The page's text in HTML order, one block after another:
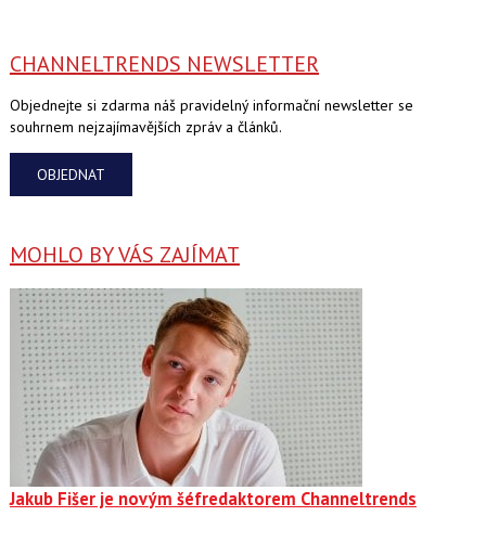
CHANNELTRENDS NEWSLETTER
Objednejte si zdarma náš pravidelný informační newsletter se
souhrnem nejzajímavějších zpráv a článků.
OBJEDNAT
MOHLO BY VÁS ZAJÍMAT
Jakub Fišer je novým šéfredaktorem Channeltrends